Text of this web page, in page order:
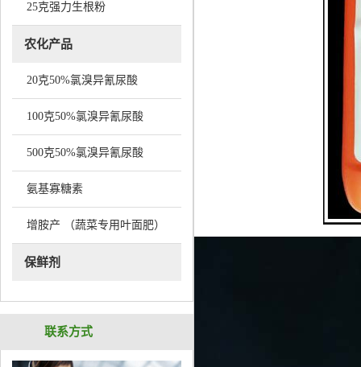
25克强力生根粉
农化产品
20克50%氯溴异氰尿酸
100克50%氯溴异氰尿酸
500克50%氯溴异氰尿酸
氨基寡糖素
增胺产 （蔬菜专用叶面肥）
保鲜剂
联系方式